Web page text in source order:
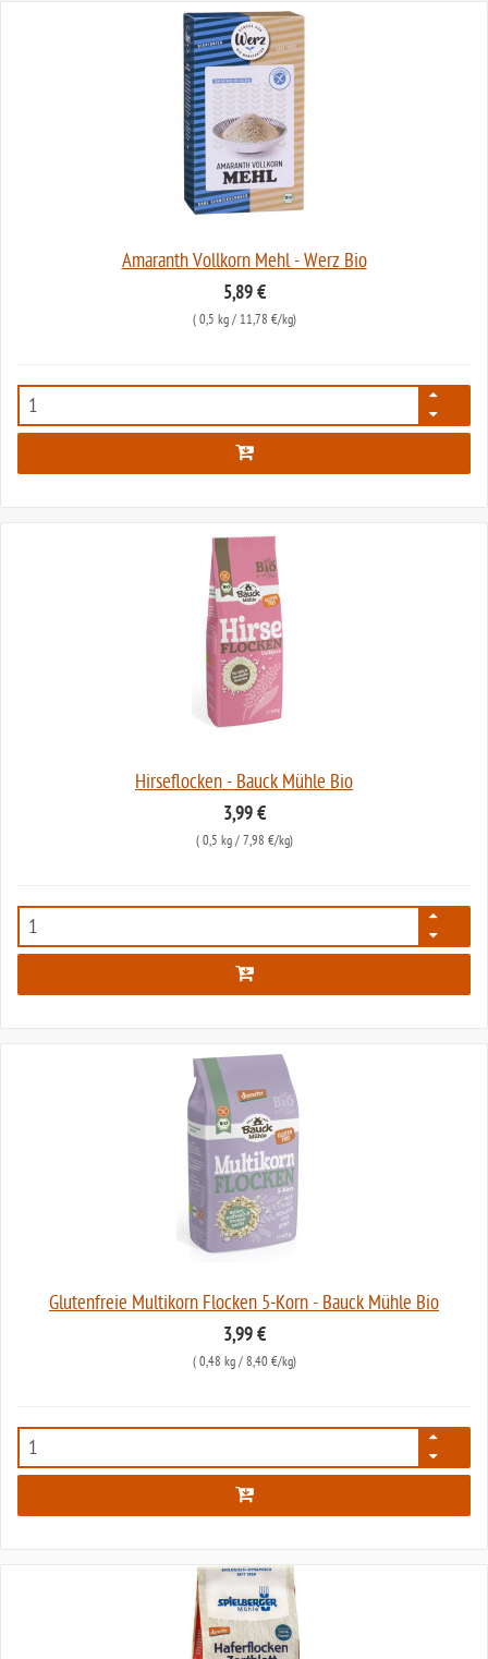
Amaranth Vollkorn Mehl - Werz Bio
5,89 €
( 0,5 kg/ 11,78 €/kg)
352
Hirseflocken - Bauck Mühle Bio
3,99 €
( 0,5 kg/ 7,98 €/kg)
2594
Glutenfreie Multikorn Flocken 5-Korn - Bauck Mühle Bio
3,99 €
( 0,48 kg/ 8,40 €/kg)
4689